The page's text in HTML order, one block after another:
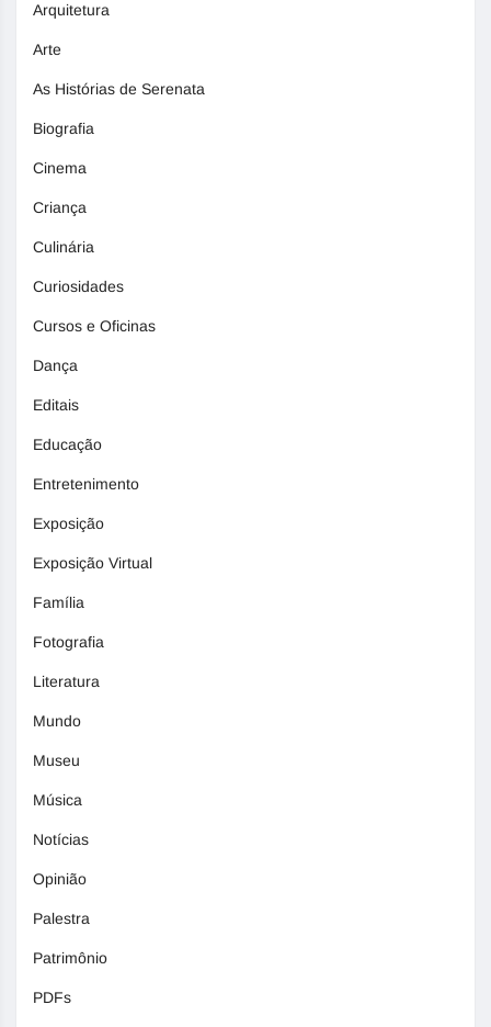
Arquitetura
Arte
As Histórias de Serenata
Biografia
Cinema
Criança
Culinária
Curiosidades
Cursos e Oficinas
Dança
Editais
Educação
Entretenimento
Exposição
Exposição Virtual
Família
Fotografia
Literatura
Mundo
Museu
Música
Notícias
Opinião
Palestra
Patrimônio
PDFs